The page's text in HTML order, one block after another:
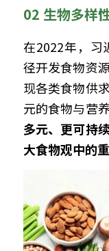
02 生物多样
在2022年，习
径开发食物资
现各类食物供
元的食物与营
多元、更可持
大食物观中的